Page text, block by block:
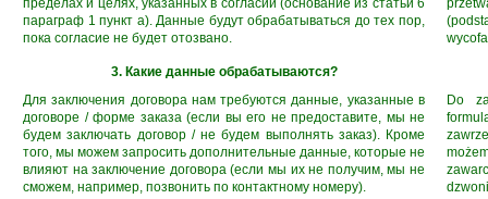
пределах и целях, указанных в согласии (основание из статьи 6
параграф 1 пункт а). Данные будут обрабатываться до тех пор,
пока согласие не будет отозвано.
3. Какие данные обрабатываются?
Для заключения договора нам требуются данные, указанные в
договоре / форме заказа (если вы его не предоставите, мы не
будем заключать договор / не будем выполнять заказ). Кроме
того, мы можем запросить дополнительные данные, которые не
влияют на заключение договора (если мы их не получим, мы не
сможем, например, позвонить по контактному номеру).
Do